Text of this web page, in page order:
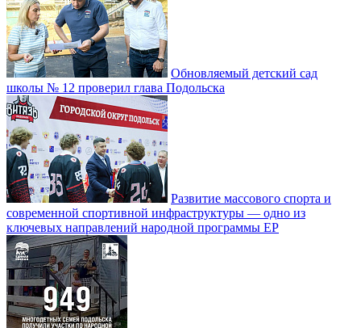
Обновляемый детский сад
школы № 12 проверил глава Подольска
Развитие массового спорта и
современной спортивной инфраструктуры — одно из
ключевых направлений народной программы ЕР